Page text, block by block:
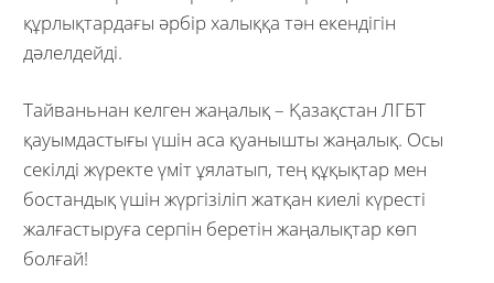
құрлықтардағы әрбір халыққа тән екендігін
дәлелдейді.
Тайваньнан келген жаңалық – Қазақстан ЛГБТ
қауымдастығы үшін аса қуанышты жаңалық. Осы
секілді жүректе үміт ұялатып, тең құқықтар мен
бостандық үшін жүргізіліп жатқан киелі күресті
жалғастыруға серпін беретін жаңалықтар көп
болғай!